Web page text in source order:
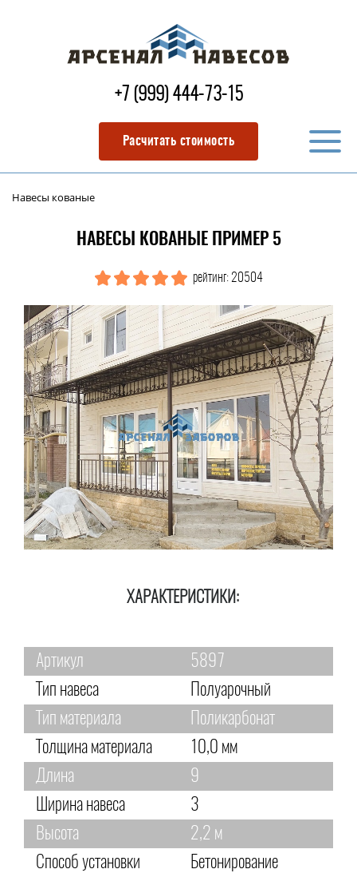
+7 (999) 444-73-15
Расчитать стоимость
Навесы кованые
НАВЕСЫ КОВАНЫЕ ПРИМЕР 5
рейтинг: 20504
ХАРАКТЕРИСТИКИ:
Артикул
5897
Тип навеса
Полуарочный
Тип материала
Поликарбонат
Толщина материала
10,0 мм
Длина
9
Ширина навеса
3
Высота
2,2 м
Способ установки
Бетонирование